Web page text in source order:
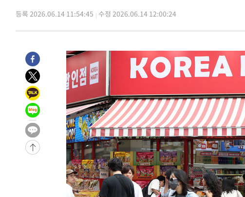
-6711초 전 >[속보] 노원서 40.1도 관측…서울, 2018년 이후 첫 40도
-3801초 전 >[속보]종합특검, '계엄 수용공간 확보' 신용해 前교정본부장 기소
-2645초 전 >
11시간 압수수색에 성접대 파문까지…'쑥대밭' 된 축구협회
-1667초 전 >
[속보]규제합리화위원회 부위원장에 김태유 서울대 공대 교수…이병
태 후임
-31759초 전 >
이강인, 폭염 속 AT마드리드 첫 훈련…80명 식사 대접까지(종합)
-28898초 전 >
미 사업체 일자리, 7월에 2.3만개 순감하고 그 전 2개월 10.3만개
하향수정 (2보)
-28346초 전 >
[속보] 미 사업체, 일자리 7월에 2.3만 개 줄어…실업률은 4.1%로
-24209초 전 >
[속보]이 대통령 "부동산 공급 기존 사고방식 매달리지 말고 과감히
실천"
-23294초 전 >
이란, "오만과 '중앙 단일 루트' 합의…북쪽 인바운드·남쪽 아웃바
운드는 임시"
-14862초 전 >
"낮 기온 소폭 하락"…수도권 폭염중대경보, 폭염경보로 하향
[속보]이 대통령, '호우피해' 안동·의성 관할 4개 면 특별재난지역
[단독]중수청 지원 검사들, 정원 초과 시 낮은 계급 임용…희망지 못
낮 최고 37도 찜통더위…곳곳 소나기·강원 많은 비[내일날씨]
등록 2026.06.14 11:54:45 수정 2026.06.14 12:00:24